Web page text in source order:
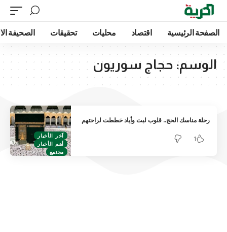
الصفحة الرئيسية اقتصاد محليات تحقيقات الصحيفة
الوسم: حجاج سوريون
آخر الأخبار
أهم الأخبار
مجتمع
رحلة مناسك الحج.. قلوب لبت وأياد خططت لراحتهم
1